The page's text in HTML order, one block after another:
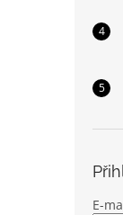
E-